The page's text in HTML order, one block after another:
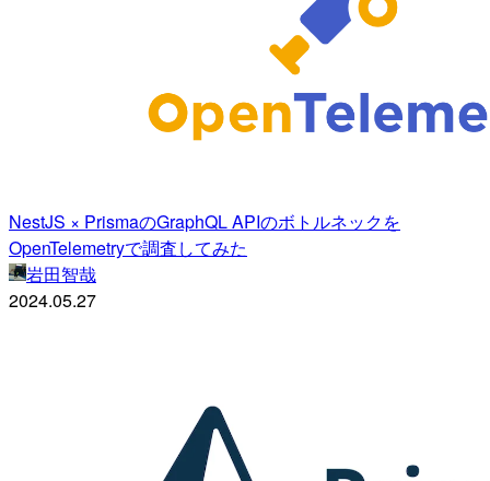
NestJS × PrismaのGraphQL APIのボトルネックを
OpenTelemetryで調査してみた
岩田智哉
2024.05.27